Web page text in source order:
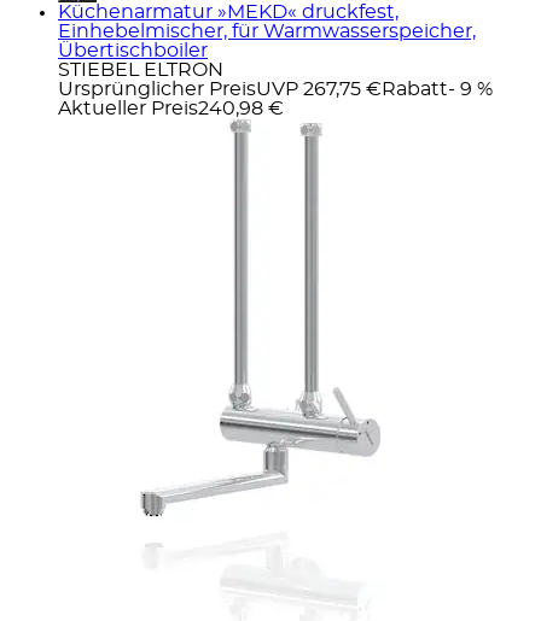
Küchenarmatur »MEKD« druckfest,
Einhebelmischer, für Warmwasserspeicher,
Übertischboiler
STIEBEL ELTRON
Ursprünglicher PreisUVP 267,75 € Rabatt- 9 %
Aktueller Preis240,98 €